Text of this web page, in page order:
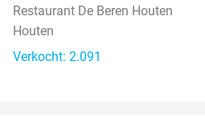
Restaurant De Beren Houten
Houten
Verkocht: 2.091